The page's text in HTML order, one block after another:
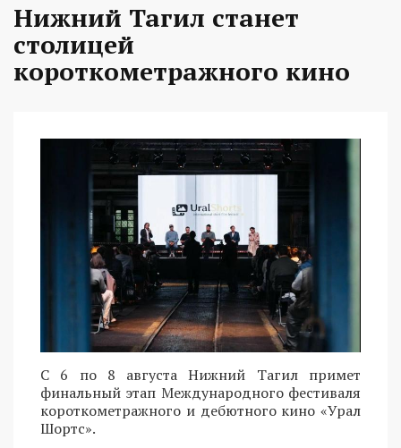
Нижний Тагил станет
столицей
короткометражного кино
С 6 по 8 августа Нижний Тагил примет
финальный этап Международного фестиваля
короткометражного и дебютного кино «Урал
Шортс».